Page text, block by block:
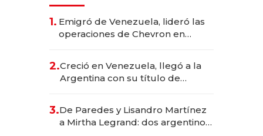
1. Emigró de Venezuela, lideró las
operaciones de Chevron en
2.Creció en Venezuela, llegó a la
Argentina con su título de
las marcas "fast premium"
3.De Paredes y Lisandro Martínez
a Mirtha Legrand: dos argentinos